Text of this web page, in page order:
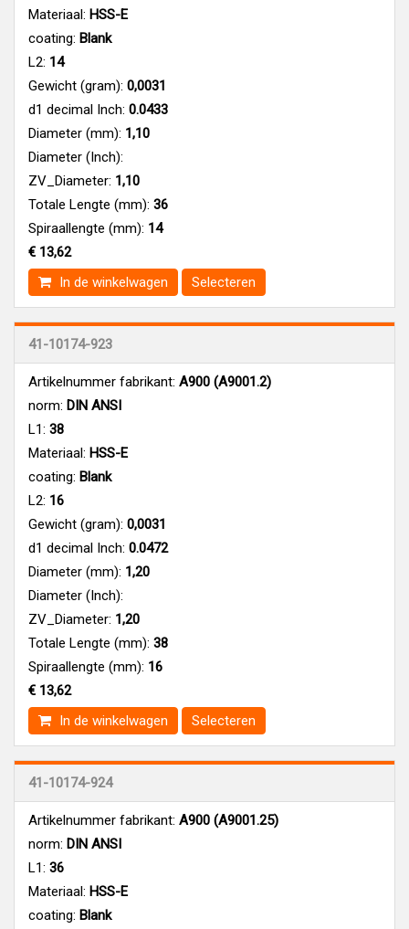
Materiaal: HSS-E
coating: Blank
L2: 14
Gewicht (gram): 0,0031
d1 decimal Inch: 0.0433
Diameter (mm): 1,10
Diameter (Inch):
ZV_Diameter: 1,10
Totale Lengte (mm): 36
Spiraallengte (mm): 14
€ 13,62
In de winkelwagen
Selecteren
41-10174-923
Artikelnummer fabrikant: A900 (A9001.2)
norm: DIN ANSI
L1: 38
Materiaal: HSS-E
coating: Blank
L2: 16
Gewicht (gram): 0,0031
d1 decimal Inch: 0.0472
Diameter (mm): 1,20
Diameter (Inch):
ZV_Diameter: 1,20
Totale Lengte (mm): 38
Spiraallengte (mm): 16
€ 13,62
In de winkelwagen
Selecteren
41-10174-924
Artikelnummer fabrikant: A900 (A9001.25)
norm: DIN ANSI
L1: 36
Materiaal: HSS-E
coating: Blank